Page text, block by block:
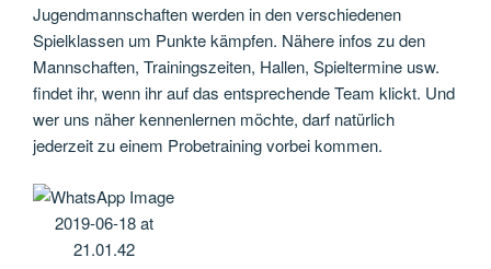
Jugendmannschaften werden in den verschiedenen
Spielklassen um Punkte kämpfen. Nähere infos zu den
Mannschaften, Trainingszeiten, Hallen, Spieltermine usw.
findet ihr, wenn ihr auf das entsprechende Team klickt. Und
wer uns näher kennenlernen möchte, darf natürlich
jederzeit zu einem Probetraining vorbei kommen.